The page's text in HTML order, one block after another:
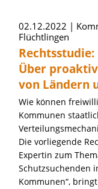
02.12.2022
Flüchtlingen
Rechtsstudie:
Über
von Ländern
Wie können
Kommunen
Die vorliegende
Expertin zum
Schutzsuchenden
Kommunen“,